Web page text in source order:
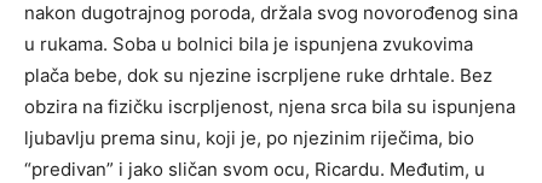
nakon dugotrajnog poroda, držala svog novorođenog sina
u rukama. Soba u bolnici bila je ispunjena zvukovima
plača bebe, dok su njezine iscrpljene ruke drhtale. Bez
obzira na fizičku iscrpljenost, njena srca bila su ispunjena
ljubavlju prema sinu, koji je, po njezinim riječima, bio
“predivan” i jako sličan svom ocu, Ricardu. Međutim, u